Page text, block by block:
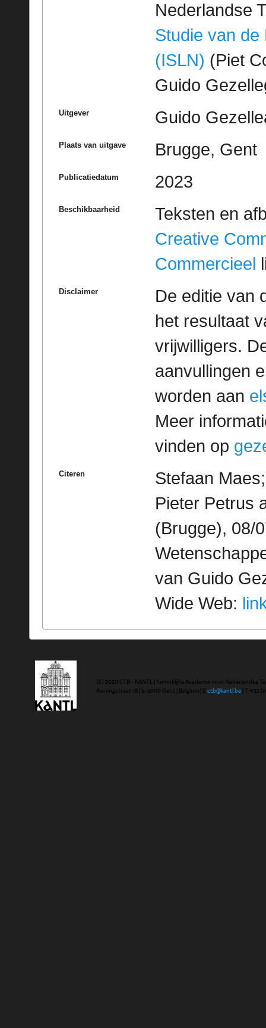
Nederlandse
Studie van de
(ISLN) (Piet
Guido
Uitgever Guido
Plaats van uitgave Brugge, Gent
Publicatiedatum 2023
Beschikbaarheid
Teksten en
Creative
Commercieel
Disclaimer
De editie van
het resultaat
vrijwilligers.
aanvullingen
worden aan
Meer
vinden op
Citeren
Stefaan
Pieter Petrus
(Brugge), 08/
van Guido
Wide Web:
(C) 2020 CTB - KANTL | Koninklijke Academie voor Nederlandse
Koningstraat 18 | b-9000 Gent | Belgium | E ctb@kantl.be | T +32